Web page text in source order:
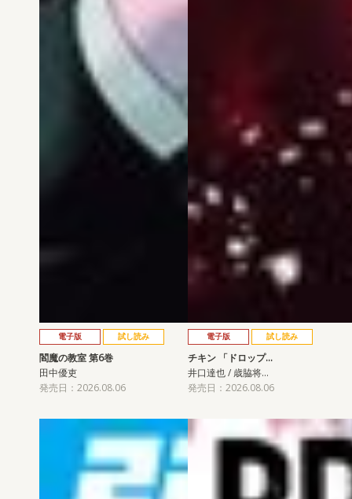
電子版 試し読み
閻魔の教室 第6巻
田中優吏
発売日：2026.08.06
電子版 試し読み
チキン 「ドロップ…
井口達也 / 歳脇将…
発売日：2026.08.06